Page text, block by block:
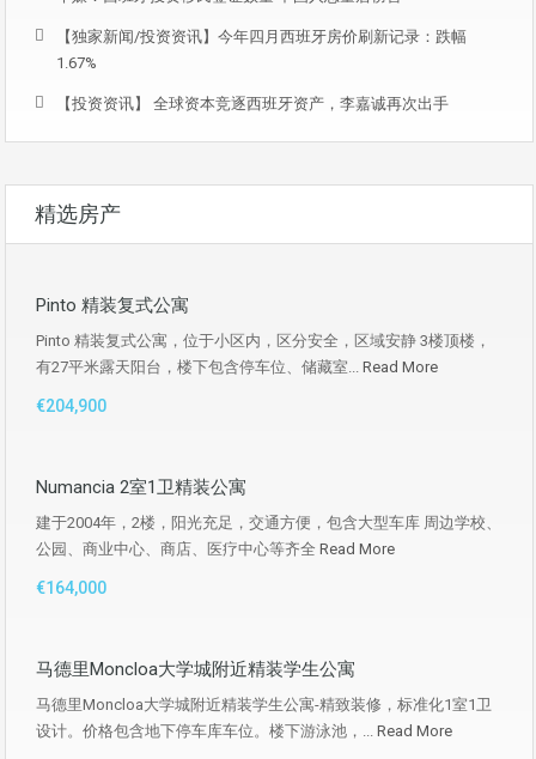
【独家新闻/投资资讯】今年四月西班牙房价刷新记录：跌幅
1.67%
【投资资讯】 全球资本竞逐西班牙资产，李嘉诚再次出手
精选房产
Pinto 精装复式公寓
Pinto 精装复式公寓，位于小区内，区分安全，区域安静 3楼顶楼，
有27平米露天阳台，楼下包含停车位、储藏室... Read More
€204,900
Numancia 2室1卫精装公寓
建于2004年，2楼，阳光充足，交通方便，包含大型车库 周边学校、
公园、商业中心、商店、医疗中心等齐全 Read More
€164,000
马德里Moncloa大学城附近精装学生公寓
马德里Moncloa大学城附近精装学生公寓-精致装修，标准化1室1卫
设计。价格包含地下停车库车位。楼下游泳池，... Read More